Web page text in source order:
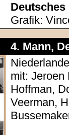
Deutsches
Grafik:
4. Mann,
mit: Jeroen
Hoffman,
Veerman,